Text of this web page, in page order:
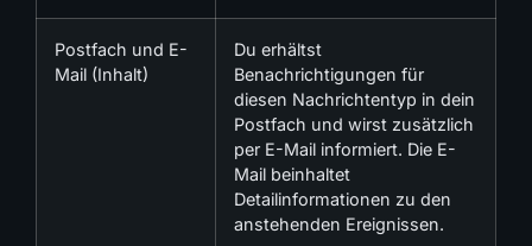
Postfach und E-
Mail (Inhalt)
Du erhältst
Benachrichtigungen für
diesen Nachrichtentyp in dein
Postfach und wirst zusätzlich
per E-Mail informiert. Die E-
Mail beinhaltet
Detailinformationen zu den
anstehenden Ereignissen.